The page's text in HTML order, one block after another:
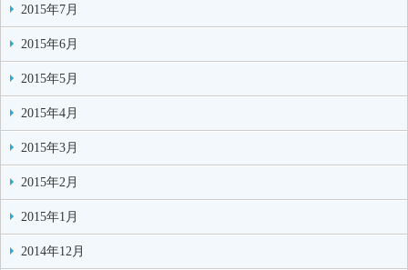
2015年7月
2015年6月
2015年5月
2015年4月
2015年3月
2015年2月
2015年1月
2014年12月